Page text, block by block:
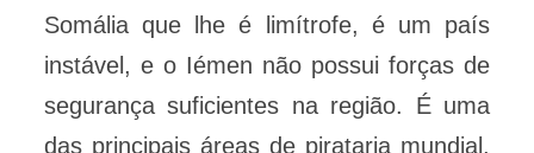
Somália que lhe é limítrofe, é um país
instável, e o Iémen não possui forças de
segurança suficientes na região. É uma
das principais áreas de pirataria mundial,